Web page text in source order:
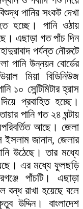
পানির সংকট দেখা
হচ্ছে। পানি ওঠায়
এছাড়া গত পাঁচ দিন
পর্যন্ত নৌরুটে
পানি উন্নয়ন বোর্ডের
মিয়া বিডিনিউজ
১০ সেন্টিমিটার হ্রাস
প্রবাহিত হচ্ছে।
পানি গত ২৪ ঘন্টায়
আছে। জেলা
ইসলাম জানান, জেলার
উঠেছে। তার মধ্যে
এর মধ্যে ফুলছড়ি
পাঁচটি। এছাড়া
বন্ধ রাখা হয়েছে বলে
উদ্দিন। বাংলাদেশ